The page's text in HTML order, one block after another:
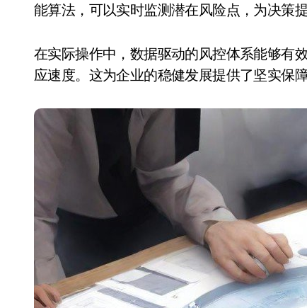
能算法，可以实时监测潜在风险点，为决策提
在实际操作中，数据驱动的风控体系能够有
应速度。这为企业的稳健发展提供了坚实保障